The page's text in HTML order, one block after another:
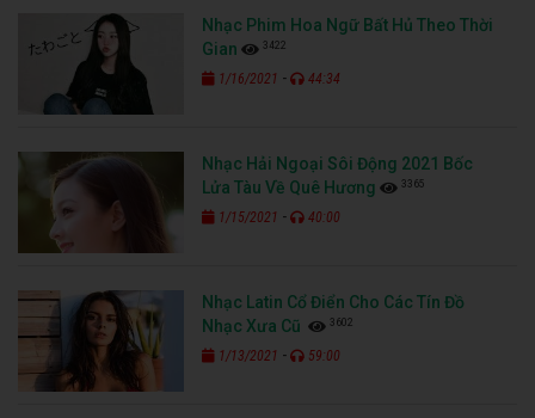
Nhạc Phim Hoa Ngữ Bất Hủ Theo Thời
Gian
3422
1/16/2021 - 44:34
Nhạc Hải Ngoại Sôi Động 2021 Bốc
Lửa Tàu Về Quê Hương
3365
1/15/2021 - 40:00
Nhạc Latin Cổ Điển Cho Các Tín Đồ
Nhạc Xưa Cũ
3602
1/13/2021 - 59:00